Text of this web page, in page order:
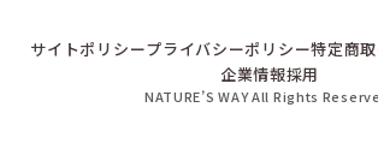
サイトポリシープライバシーポリシー特定商
企業情報採用
NATURE’S WAY All Rights